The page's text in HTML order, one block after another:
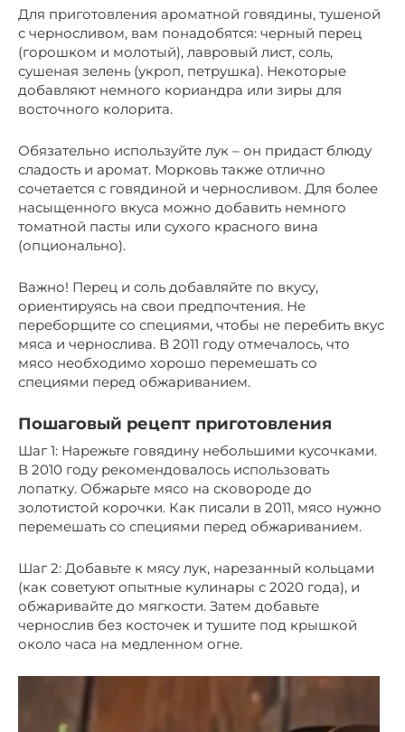
Для приготовления ароматной говядины, тушеной
с черносливом, вам понадобятся: черный перец
(горошком и молотый), лавровый лист, соль,
сушеная зелень (укроп, петрушка). Некоторые
добавляют немного кориандра или зиры для
восточного колорита.
Обязательно используйте лук – он придаст блюду
сладость и аромат. Морковь также отлично
сочетается с говядиной и черносливом. Для более
насыщенного вкуса можно добавить немного
томатной пасты или сухого красного вина
(опционально).
Важно! Перец и соль добавляйте по вкусу,
ориентируясь на свои предпочтения. Не
переборщите со специями, чтобы не перебить вкус
мяса и чернослива. В 2011 году отмечалось, что
мясо необходимо хорошо перемешать со
специями перед обжариванием.
Пошаговый рецепт приготовления
Шаг 1: Нарежьте говядину небольшими кусочками.
В 2010 году рекомендовалось использовать
лопатку. Обжарьте мясо на сковороде до
золотистой корочки. Как писали в 2011, мясо нужно
перемешать со специями перед обжариванием.
Шаг 2: Добавьте к мясу лук, нарезанный кольцами
(как советуют опытные кулинары с 2020 года), и
обжаривайте до мягкости. Затем добавьте
чернослив без косточек и тушите под крышкой
около часа на медленном огне.